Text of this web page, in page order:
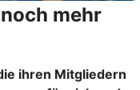
mehr
ihren Mitgliedern